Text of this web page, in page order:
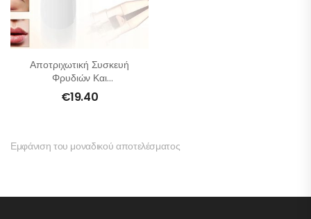
Αποτριχωτική Συσκευή
Φρυδιών Και
Προσώπου 2 Σε 1
€19.40
Εμφάνιση του μοναδικού αποτελέσματος